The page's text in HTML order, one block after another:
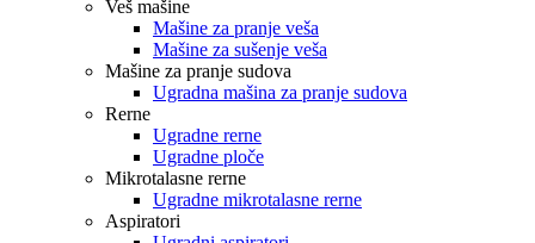
Veš mašine
Mašine za pranje veša
Mašine za sušenje veša
Mašine za pranje sudova
Ugradna mašina za pranje sudova
Rerne
Ugradne rerne
Ugradne ploče
Mikrotalasne rerne
Ugradne mikrotalasne rerne
Aspiratori